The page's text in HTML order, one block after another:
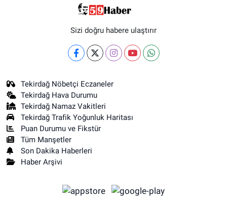
Sizi doğru habere ulaştırır
Tekirdağ Nöbetçi Eczaneler
Tekirdağ Hava Durumu
Tekirdağ Namaz Vakitleri
Tekirdağ Trafik Yoğunluk Haritası
Puan Durumu ve Fikstür
Tüm Manşetler
Son Dakika Haberleri
Haber Arşivi